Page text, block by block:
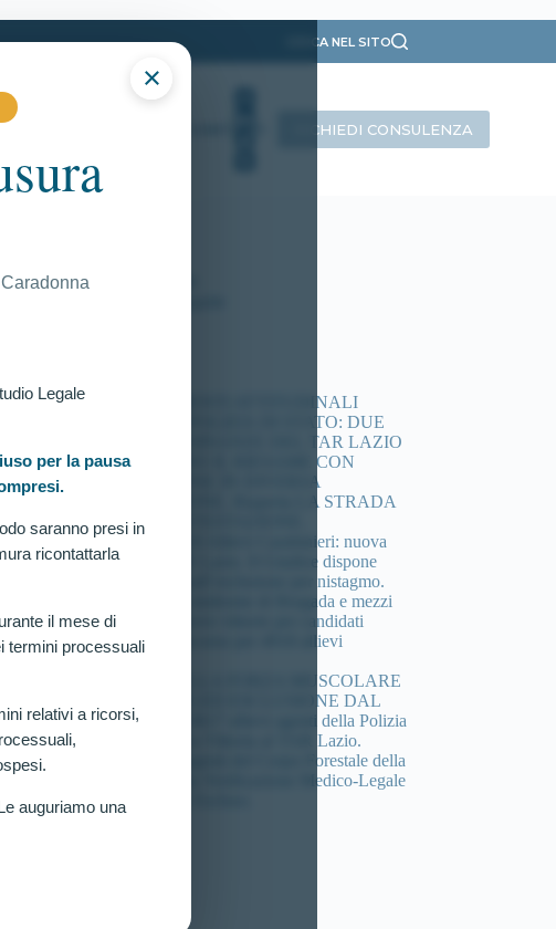
×
Legale
per la pausa
saranno presi in
ricontattarla
il mese di
termini processuali
relativi a ricorsi,
auguriamo una
CERCA NEL SITO
RICHIEDI CONSULENZA
ACCERTAMENTI ATTITUDINALI
CONCORSI POLIZIA DI STATO: DUE
NUOVE ORDINANZE DEL TAR LAZIO
DISPONGONO IL RIESAME CON
COMMISSIONE IN DIVERSA
COMPOSIZIONE. Riaperta LA STRADA
DELLA CONTESTAZIONE.
Concorso 4.918 Allievi Carabinieri: nuova
vittoria al TAR Lazio. Il Giudice dispone
verificazione sull’esclusione per nistagmo.
Cheratocono, sindrome di Brugada e mezzi
di sintesi: 3 nuove vittorie per candidati
esclusi dal concorso per 4918 allievi
DEFICIT DELLA FORZA MUSCOLARE
(HANDGRIP) ED ESCLUSIONE DAL
Concorso per 4617 allievi agenti della Polizia
di Stato: Nuova Vittoria al TAR Lazio.
Concorso 46 agenti del Corpo Forestale della
sicilia: Ottenuta Verificazione Medico-Legale
per Candidato Escluso.